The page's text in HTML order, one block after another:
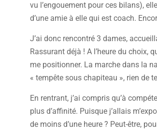
vu l’engouement pour ces bilans),
d’une amie à elle qui est coach.
J’ai donc rencontré 3 dames,
Rassurant déjà ! A l’heure du choix,
me positionner. La marche dans la
« tempête sous chapiteau », rien de
En rentrant, j’ai compris qu’à
plus d’affinité. Puisque j’allais
de moins d’une heure ? Peut-être,